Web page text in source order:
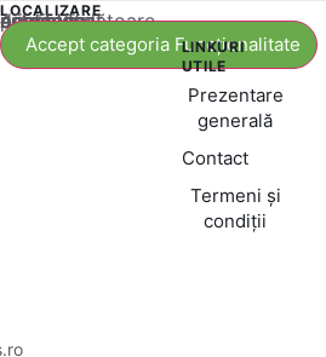
LOCALIZARE
Acest conținut este blocat până când acceptați categoria corespunzătoare de cookie-uri.
Accept categoria Funcționalitate
LINKURI
UTILE
Prezentare
generală
Contact
Termeni și
condiții